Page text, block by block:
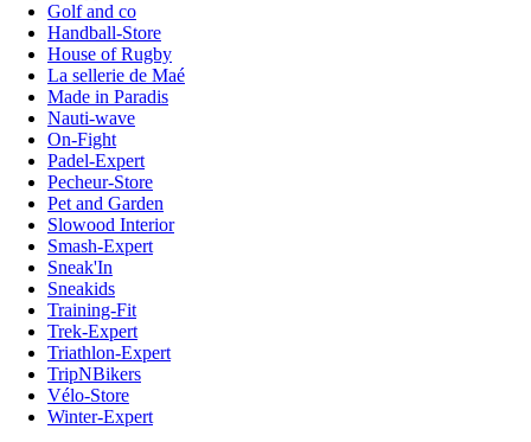
Golf and co
Handball-Store
House of Rugby
La sellerie de Maé
Made in Paradis
Nauti-wave
On-Fight
Padel-Expert
Pecheur-Store
Pet and Garden
Slowood Interior
Smash-Expert
Sneak'In
Sneakids
Training-Fit
Trek-Expert
Triathlon-Expert
TripNBikers
Vélo-Store
Winter-Expert